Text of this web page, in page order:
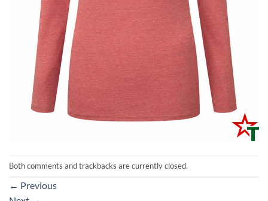
Both comments and trackbacks are currently closed.
← Previous